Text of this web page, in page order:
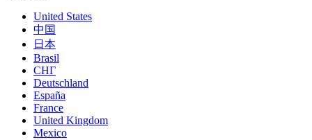
United States
中国
日本
Brasil
СНГ
Deutschland
España
France
United Kingdom
Mexico